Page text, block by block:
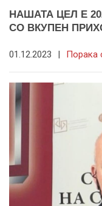
НАШАТА ЦЕЛ Е
СО ВКУПЕН
01.12.2023 | Порака